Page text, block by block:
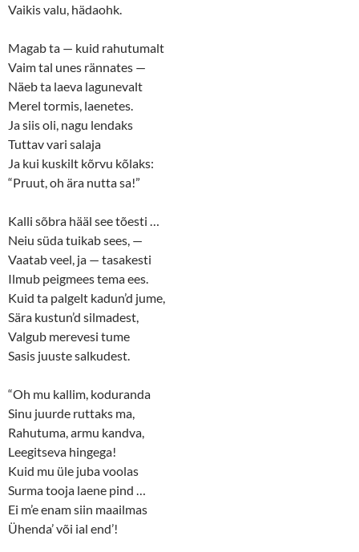
Vaikis valu, hädaohk.
Magab ta — kuid rahutumalt
Vaim tal unes rännates —
Näeb ta laeva lagunevalt
Merel tormis, laenetes.
Ja siis oli, nagu lendaks
Tuttav vari salaja
Ja kui kuskilt kõrvu kõlaks:
“Pruut, oh ära nutta sa!”
Kalli sõbra hääl see tõesti …
Neiu süda tuikab sees, —
Vaatab veel, ja — tasakesti
Ilmub peigmees tema ees.
Kuid ta palgelt kadun’d jume,
Sära kustun’d silmadest,
Valgub merevesi tume
Sasis juuste salkudest.
“Oh mu kallim, koduranda
Sinu juurde ruttaks ma,
Rahutuma, armu kandva,
Leegitseva hingega!
Kuid mu üle juba voolas
Surma tooja laene pind …
Ei m’e enam siin maailmas
Ühenda’ või ial end’!